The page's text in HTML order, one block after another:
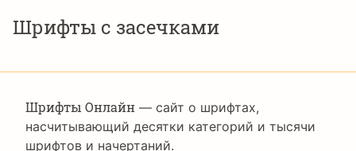
Шрифты с засечками
Шрифты Онлайн — сайт о шрифтах,
насчитывающий десятки категорий и тысячи
шрифтов и начертаний.